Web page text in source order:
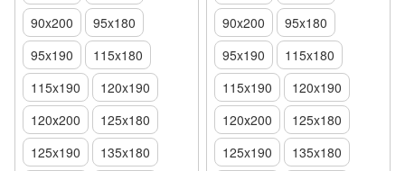
90x200
95x180
95x190
115x180
115x190
120x190
120х200
125x180
125x190
135x180
90x200
95x180
95x190
115x180
115x190
120x190
120х200
125x180
125x190
135x180